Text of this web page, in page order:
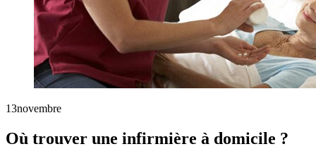
13novembre
Où trouver une infirmière à domicile ?